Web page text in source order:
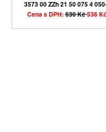
3573 00 ZZh 21 50 075 4
Cena s DPH:630 Kč536